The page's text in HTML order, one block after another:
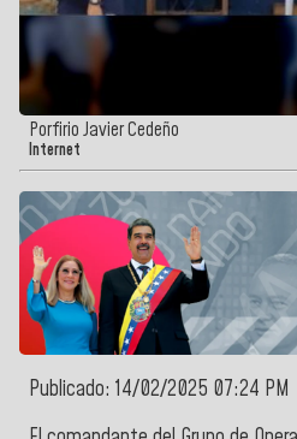
Porfirio Javier Cedeño
Internet
Publicado: 14/02/2025 07:24 PM